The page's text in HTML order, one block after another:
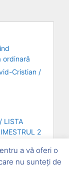
ordinară
Cristian /
LISTA
2
a vă oferi o
nu sunteți de